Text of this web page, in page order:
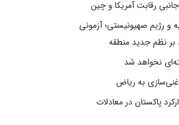
رقابت آمریکا و چین
و رژیم صهیونیستی؛ آزمونی
بر نظم جدید منطقه
نخواهد شد
به ریاض
پاکستان در معادلات